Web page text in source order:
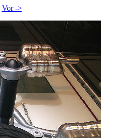
Vor ->